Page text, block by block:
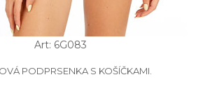
Art: 6G083
PODPRSENKA S KOŠÍČKAMI.